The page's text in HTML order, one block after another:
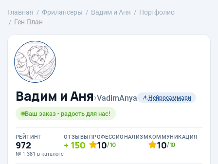
Главная Фрилансеры Вадим и Аня
Портфолио
Ген План
Вадим и Аня›VadimAnya Нейросаммари
Ваш заказ - радость для нас!
РЕЙТИНГ
972
№ 1 381 в каталоге
ОТЗЫВЫ
150
ПРОФЕССИОНАЛИЗМ
10/10
КОММУНИКАЦИЯ
10/10